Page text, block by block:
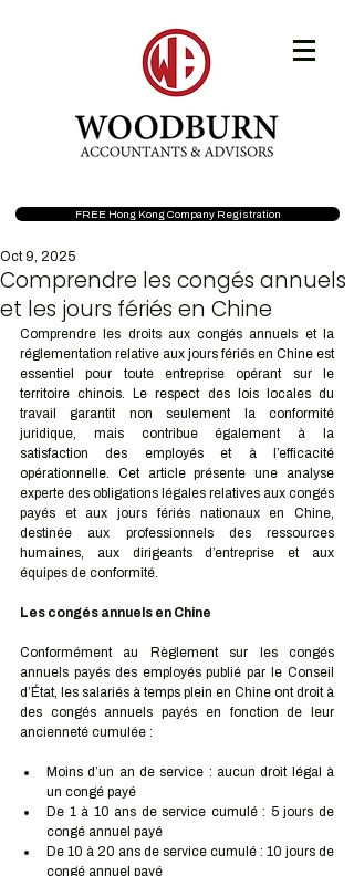
FREE Hong Kong Company Registration
Comprendre les congés annuels
et les jours fériés en Chine
Oct 9, 2025
Comprendre les droits aux congés annuels et la
réglementation relative aux jours fériés en Chine est
essentiel pour toute entreprise opérant sur le
territoire chinois. Le respect des lois locales du
travail garantit non seulement la conformité
juridique, mais contribue également à la
satisfaction des employés et à l’efficacité
opérationnelle. Cet article présente une analyse
experte des obligations légales relatives aux congés
payés et aux jours fériés nationaux en Chine,
destinée aux professionnels des ressources
humaines, aux dirigeants d’entreprise et aux
équipes de conformité.
Les congés annuels en Chine
Conformément au Règlement sur les congés
annuels payés des employés publié par le Conseil
d’État, les salariés à temps plein en Chine ont droit à
des congés annuels payés en fonction de leur
ancienneté cumulée :
Moins d’un an de service : aucun droit légal à
un congé payé
De 1 à 10 ans de service cumulé : 5 jours de
congé annuel payé
De 10 à 20 ans de service cumulé : 10 jours de
congé annuel payé